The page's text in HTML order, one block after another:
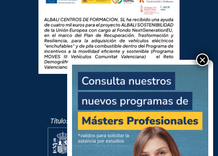
Títulos oficiales mediante pruebas libres: